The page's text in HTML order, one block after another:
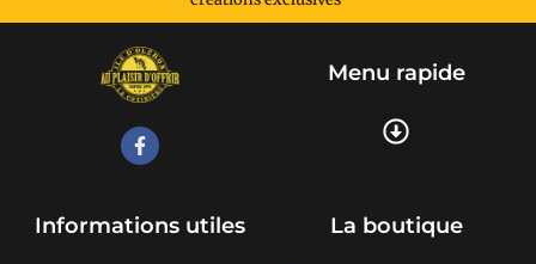
Menu rapide
Informations utiles La boutique